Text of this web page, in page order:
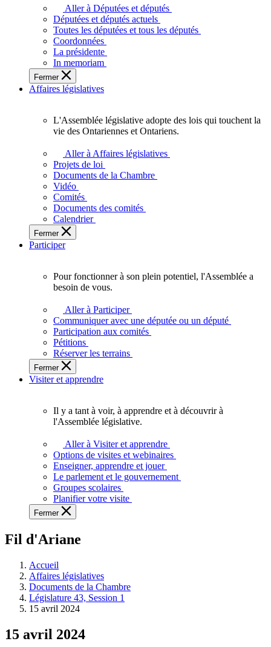
députés
vous
représentent
sein
de
l'Assemblée
législative
l'Ontario.
Aller à Députées et députés
Députées et députés actuels
Toutes les députées et tous les députés
Coordonnées
La présidente
In memoriam
Fermer
Affaires législatives
L'Assemblée
adopte
touchent
des
Ontariennes
et
L'Assemblée législative adopte des lois qui touchent la
vie des Ontariennes et Ontariens.
Aller à Affaires législatives
Projets de loi
Documents de la Chambre
Vidéo
Comités
Documents des comités
Calendrier
Fermer
Participer
plein
potentiel,
l'Assemblée
a
besoin
de
Pour fonctionner à son plein potentiel, l'Assemblée a
besoin de vous.
Aller à Participer
Communiquer avec une députée ou un député
Participation aux comités
Pétitions
Réserver les terrains
Fermer
Visiter et apprendre
voir,
apprendre
et
à
à
législative.
Il y a tant à voir, à apprendre et à découvrir à
l'Assemblée législative.
Aller à Visiter et apprendre
Options de visites et webinaires
Enseigner, apprendre et jouer
Le parlement et le gouvernement
Groupes scolaires
Planifier votre visite
Fermer
Fil d'Ariane
Accueil
Affaires législatives
Documents de la Chambre
Législature 43, Session 1
15 avril 2024
15 avril 2024